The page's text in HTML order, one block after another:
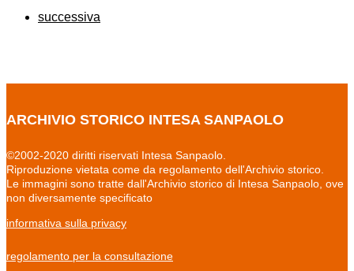
successiva
ARCHIVIO STORICO INTESA SANPAOLO
©2002-2020 diritti riservati Intesa Sanpaolo.
Riproduzione vietata come da regolamento dell'Archivio storico.
Le immagini sono tratte dall'Archivio storico di Intesa Sanpaolo, ove
non diversamente specificato
informativa sulla privacy
regolamento per la consultazione